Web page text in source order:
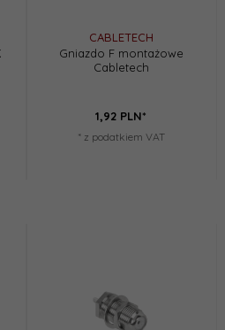
CABLETECH
Gniazdo F montażowe
Cabletech
1,92 PLN*
* z podatkiem VAT